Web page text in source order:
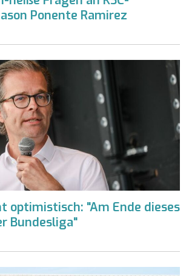
Ponente Ramirez
optimistisch: "Am Ende dieses
Bundesliga"